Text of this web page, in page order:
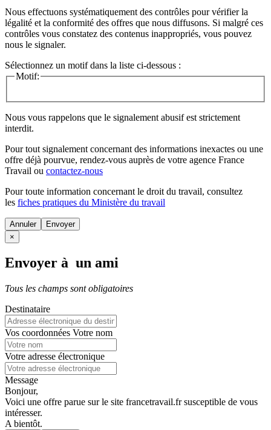
Nous effectuons systématiquement des contrôles pour vérifier la
légalité et la conformité des offres que nous diffusons. Si malgré ces
contrôles vous constatez des contenus inappropriés, vous pouvez
nous le signaler.
Sélectionnez un motif dans la liste ci-dessous :
Motif:
Nous vous rappelons que le signalement abusif est strictement
interdit.
Pour tout signalement concernant des informations inexactes ou une
offre déjà pourvue, rendez-vous auprès de votre agence France
Travail ou contactez-nous
Pour toute information concernant le droit du travail, consultez
les fiches pratiques du Ministère du travail
Annuler
×
Envoyer à un ami
Tous les champs sont obligatoires
Destinataire
Vos coordonnées Votre nom
Votre adresse électronique
Message
Bonjour,
Voici une offre parue sur le site francetravail.fr susceptible de vous
intéresser.
A bientôt.